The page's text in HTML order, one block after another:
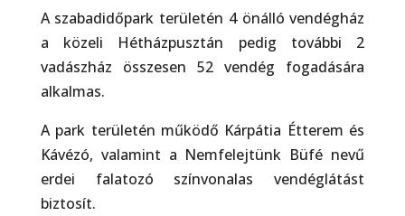
A szabadidőpark területén 4 önálló vendégház
a közeli Hétházpusztán pedig további 2
vadászház összesen 52 vendég fogadására
alkalmas.
A park területén működő Kárpátia Étterem és
Kávézó, valamint a Nemfelejtünk Büfé nevű
erdei falatozó színvonalas vendéglátást
biztosít.